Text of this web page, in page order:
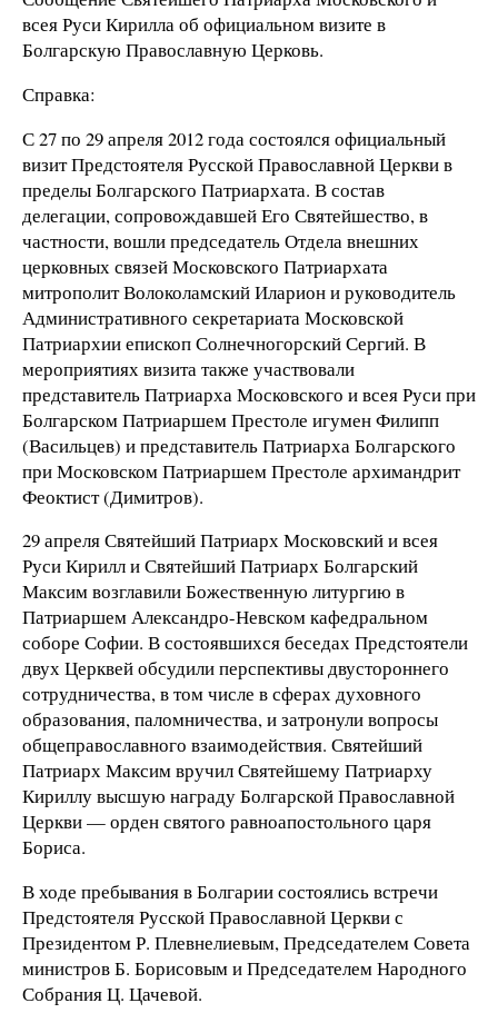
всея Руси Кирилла об официальном визите в
Болгарскую Православную Церковь.
Справка:
С 27 по 29 апреля 2012 года состоялся официальный
визит Предстоятеля Русской Православной Церкви в
пределы Болгарского Патриархата. В состав
делегации, сопровождавшей Его Святейшество, в
частности, вошли председатель Отдела внешних
церковных связей Московского Патриархата
митрополит Волоколамский Иларион и руководитель
Административного секретариата Московской
Патриархии епископ Солнечногорский Сергий. В
мероприятиях визита также участвовали
представитель Патриарха Московского и всея Руси при
Болгарском Патриаршем Престоле игумен Филипп
(Васильцев) и представитель Патриарха Болгарского
при Московском Патриаршем Престоле архимандрит
Феоктист (Димитров).
29 апреля Святейший Патриарх Московский и всея
Руси Кирилл и Святейший Патриарх Болгарский
Максим возглавили Божественную литургию в
Патриаршем Александро-Невском кафедральном
соборе Софии. В состоявшихся беседах Предстоятели
двух Церквей обсудили перспективы двустороннего
сотрудничества, в том числе в сферах духовного
образования, паломничества, и затронули вопросы
общеправославного взаимодействия. Святейший
Патриарх Максим вручил Святейшему Патриарху
Кириллу высшую награду Болгарской Православной
Церкви — орден святого равноапостольного царя
Бориса.
В ходе пребывания в Болгарии состоялись встречи
Предстоятеля Русской Православной Церкви с
Президентом Р. Плевнелиевым, Председателем Совета
министров Б. Борисовым и Председателем Народного
Собрания Ц. Цачевой.